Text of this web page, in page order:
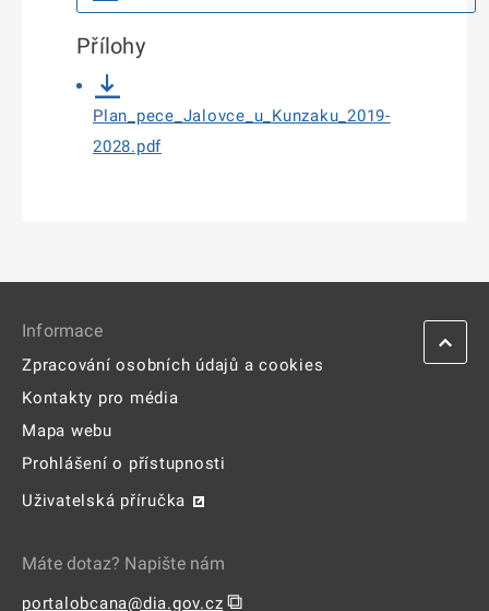
Přílohy
Plan_pece_Jalovce_u_Kunzaku_2019-
2028.pdf
Informace
Zpracování osobních údajů a cookies
Kontakty pro média
Mapa webu
Prohlášení o přístupnosti
Uživatelská příručka
Máte dotaz? Napište nám
portalobcana@dia.gov.cz ⧉